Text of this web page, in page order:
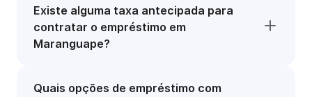
Existe alguma taxa antecipada para
contratar o empréstimo em
Maranguape?
Quais opções de empréstimo com